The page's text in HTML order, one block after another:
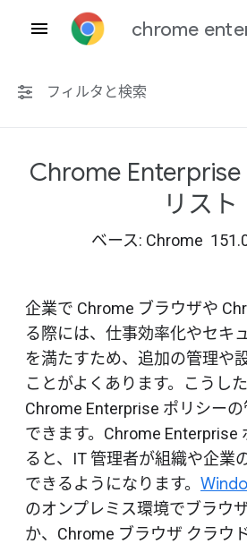
chrome
フィルタと検索
プラットフォーム共通
非推奨ポリシーを含める
Chrome
リスト
ベース: Chrome
企業で Chrome ブラウザや
る際には、仕事効率化やセキ
を満たすため、追加の管理や
ことがよくあります。こうし
Chrome Enterprise ポリシー
できます。Chrome Enterprise
ると、IT 管理者が組織や企業
できるようになります。
のオンプレミス環境でブラウ
か、Chrome ブラウザ クラウ